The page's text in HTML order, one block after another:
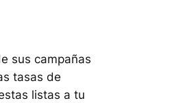
sus campañas
tasas de
listas a tu